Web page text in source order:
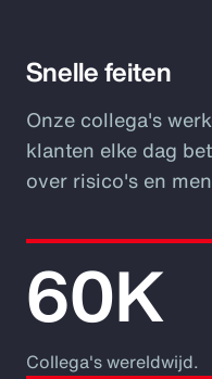
Snelle feiten
Onze collega's
klanten elke dag
over risico's en
60K
Collega's wereldwijd.